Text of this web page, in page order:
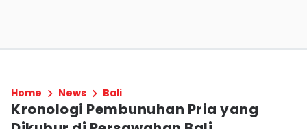
Home News Bali
Kronologi Pembunuhan Pria yang